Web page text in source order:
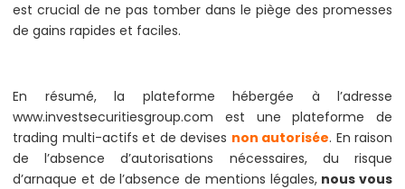
est crucial de ne pas tomber dans le piège des promesses
de gains rapides et faciles.
En résumé, la plateforme hébergée à l’adresse
www.investsecuritiesgroup.com est une plateforme de
trading multi-actifs et de devises non autorisée. En raison
de l’absence d’autorisations nécessaires, du risque
d’arnaque et de l’absence de mentions légales, nous vous